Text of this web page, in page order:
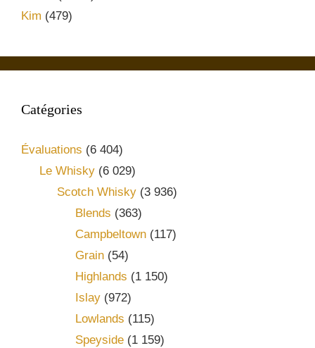
Kim (479)
Catégories
Évaluations (6 404)
Le Whisky(6 029)
Scotch Whisky (3 936)
Blends (363)
Campbeltown(117)
Grain(54)
Highlands (1 150)
Islay(972)
Lowlands (115)
Speyside(1 159)